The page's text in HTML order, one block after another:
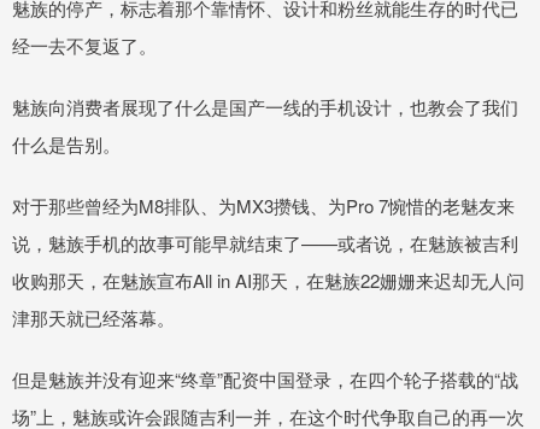
魅族的停产，标志着那个靠情怀、设计和粉丝就能生存的时代已
经一去不复返了。
魅族向消费者展现了什么是国产一线的手机设计，也教会了我们
什么是告别。
对于那些曾经为M8排队、为MX3攒钱、为Pro 7惋惜的老魅友来
说，魅族手机的故事可能早就结束了——或者说，在魅族被吉利
收购那天，在魅族宣布All in AI那天，在魅族22姗姗来迟却无人问
津那天就已经落幕。
但是魅族并没有迎来“终章”配资中国登录，在四个轮子搭载的“战
场”上，魅族或许会跟随吉利一并，在这个时代争取自己的再一次